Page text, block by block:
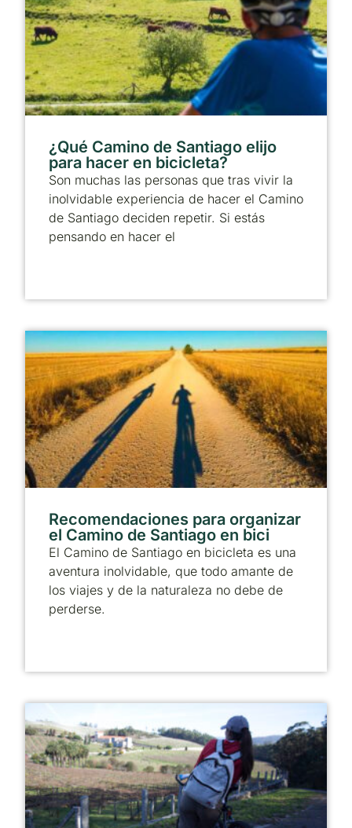
¿Qué Camino de Santiago elijo
para hacer en bicicleta?
Son muchas las personas que tras vivir la
inolvidable experiencia de hacer el Camino
de Santiago deciden repetir. Si estás
pensando en hacer el
Recomendaciones para organizar
el Camino de Santiago en bici
El Camino de Santiago en bicicleta es una
aventura inolvidable, que todo amante de
los viajes y de la naturaleza no debe de
perderse.